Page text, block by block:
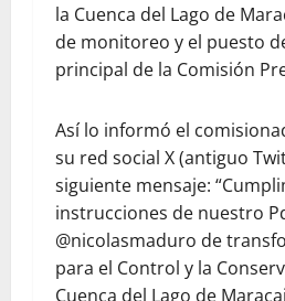
la Cuenca del Lago de
de monitoreo y el puesto
principal de la Comisión
Así lo informó el
su red social X (antiguo
siguiente mensaje:
instrucciones de nuestro
@nicolasmaduro de
para el Control y la
Cuenca del Lago de